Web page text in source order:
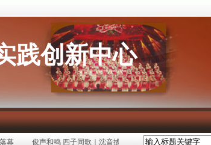
践创新中心
俊声和鸣 四子同歌｜沈音拔尖人才专场音乐会圆满落幕